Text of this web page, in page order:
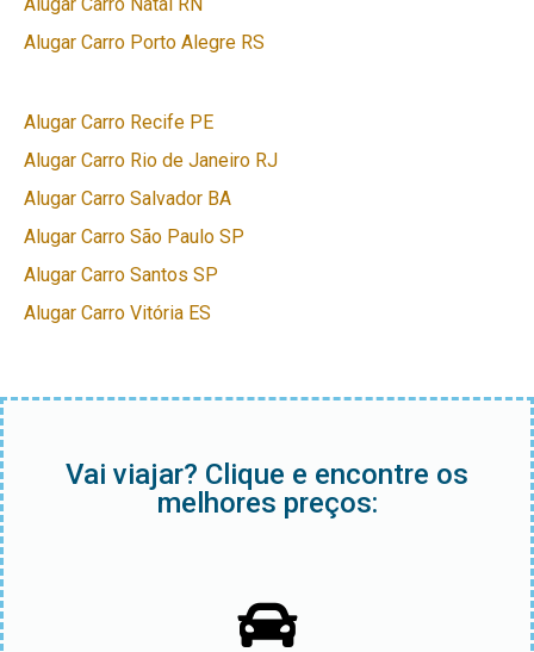
Alugar Carro Porto Alegre RS
Alugar Carro Recife PE
Alugar Carro Rio de Janeiro RJ
Alugar Carro Salvador BA
Alugar Carro São Paulo SP
Alugar Carro Santos SP
Alugar Carro Vitória ES
Vai viajar? Clique e encontre os
melhores preços: